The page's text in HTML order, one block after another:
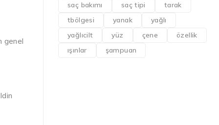
genel
saç bakımı
saç tipi
tarak
tbölgesi
yanak
yağlı
yağlıcilt
yüz çene
özellik
ışınlar
şampuan